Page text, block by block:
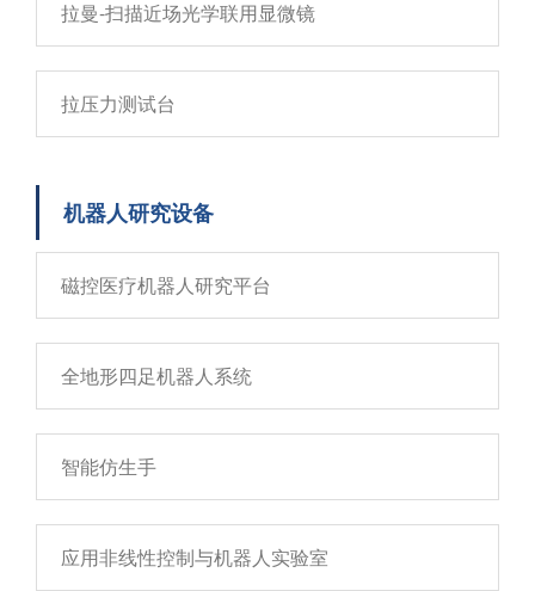
拉曼-扫描近场光学联用显微镜
拉压力测试台
机器人研究设备
磁控医疗机器人研究平台
全地形四足机器人系统
智能仿生手
应用非线性控制与机器人实验室